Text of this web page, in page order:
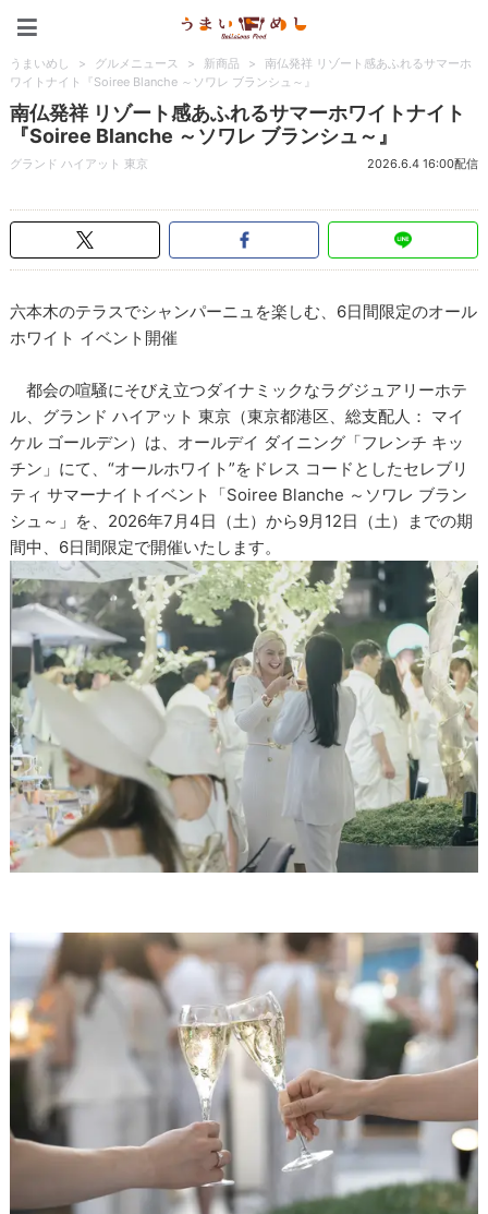
うまいめし > グルメニュース > 新商品 >
南仏発祥 リゾート感あふれるサマーホ
ワイトナイト『Soiree Blanche ～ソワレ ブランシュ～』
南仏発祥 リゾート感あふれるサマーホワイトナイト
『Soiree Blanche ～ソワレ ブランシュ～』
グランド ハイアット 東京 2026.6.4 16:00配信
六本木のテラスでシャンパーニュを楽しむ、6日間限定のオール
ホワイト イベント開催
都会の喧騒にそびえ立つダイナミックなラグジュアリーホテ
ル、グランド ハイアット 東京（東京都港区、総支配人： マイ
ケル ゴールデン）は、オールデイ ダイニング「フレンチ キッ
チン」にて、“オールホワイト”をドレス コードとしたセレブリ
ティ サマーナイトイベント「Soiree Blanche ～ソワレ ブラン
シュ～」を、2026年7月4日（土）から9月12日（土）までの期
間中、6日間限定で開催いたします。